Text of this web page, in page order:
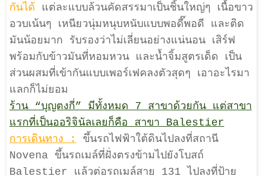
กันได้ แต่ละแบบล้วนคัดสรรมาเป็นชิ้นใหญ่ๆ เนื้อขาว
อวบเน้นๆ เหนียวนุ่มหนุบหนับแบบพอดี๊พอดี และติด
มันน้อยมาก รับรองว่าไม่เลี่ยนอย่างแน่นอน เสิร์ฟ
พร้อมกับข้าวมันที่หอมหวน และน้ำจิ้มสูตรเด็ด เป็น
ส่วนผสมที่เข้ากันแบบเพอร์เฟคลงตัวสุดๆ เอาอะไรมา
แลกก็ไม่ยอม
ร้าน “บุญตงกี่” มีทั้งหมด 7 สาขาด้วยกัน แต่สาขา
แรกที่เป็นออริจินัลเลยก็คือ สาขา Balestier
การเดินทาง :
ขึ้นรถไฟฟ้าใต้ดินไปลงที่สถานี
Novena ขึ้นรถเมล์ที่ฝั่งตรงข้ามไปยังโบสถ์
Balestier แล้วต่อรถเมล์สาย 131 ไปลงที่ป้าย